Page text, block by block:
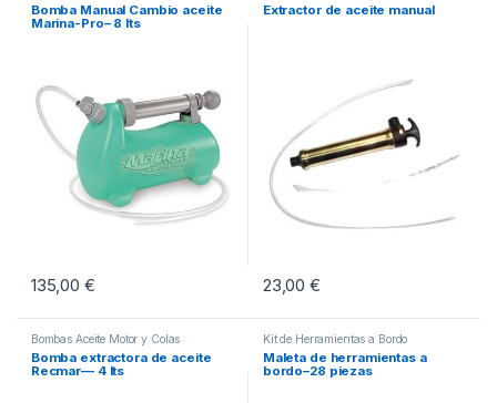
Bomba Manual Cambio aceite
Marina-Pro– 8 lts
135,00 €
Extractor de aceite manual
23,00€
Bombas Aceite Motor y Colas
Bomba extractora de aceite
Recmar— 4 lts
Kit de Herramientas a Bordo
Maleta de herramientas a
bordo–28 piezas